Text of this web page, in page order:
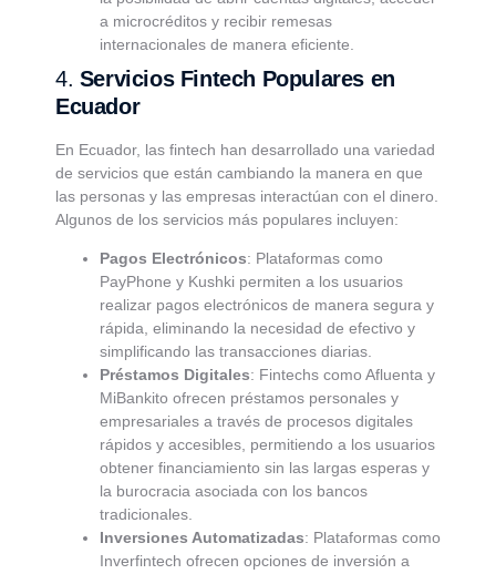
a microcréditos y recibir remesas
internacionales de manera eficiente.
4. Servicios Fintech Populares en
Ecuador
En Ecuador, las fintech han desarrollado una variedad
de servicios que están cambiando la manera en que
las personas y las empresas interactúan con el dinero.
Algunos de los servicios más populares incluyen:
Pagos Electrónicos: Plataformas como
PayPhone y Kushki permiten a los usuarios
realizar pagos electrónicos de manera segura y
rápida, eliminando la necesidad de efectivo y
simplificando las transacciones diarias.
Préstamos Digitales: Fintechs como Afluenta y
MiBankito ofrecen préstamos personales y
empresariales a través de procesos digitales
rápidos y accesibles, permitiendo a los usuarios
obtener financiamiento sin las largas esperas y
la burocracia asociada con los bancos
tradicionales.
Inversiones Automatizadas: Plataformas como
Inverfintech ofrecen opciones de inversión a